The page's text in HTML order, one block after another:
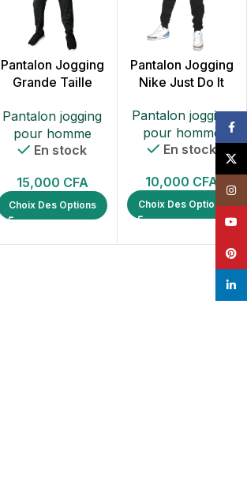
Pack de
6 jeans de
Pantalon Jogging
Grande Taille
Pantalon jogging
pour homme
En stock
15,000 CFA
Choix Des Options
Pantalon Jogging
Nike Just Do It
Pantalon jogging
pour homme
En stock
10,000 CFA
Choix Des Options